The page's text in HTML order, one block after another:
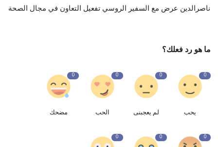
ناصرالدين عرض مع السفير الروسي تفعيل التعاون في مجال الصحة
ما هو رد فعلك؟
0
يحب
0
لم يعجبنى
0
الحب
0
مضحك
0
0
0